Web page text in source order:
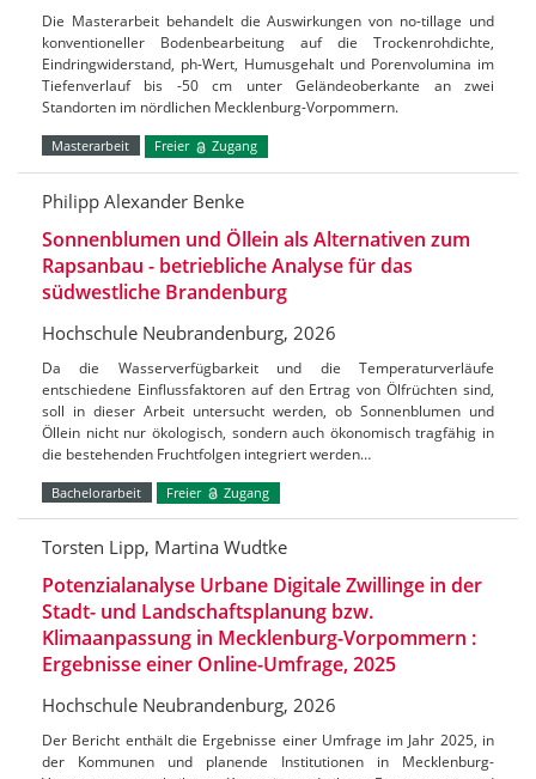
Die Masterarbeit behandelt die Auswirkungen von no-tillage und
konventioneller Bodenbearbeitung auf die Trockenrohdichte,
Eindringwiderstand, ph-Wert, Humusgehalt und Porenvolumina im
Tiefenverlauf bis -50 cm unter Geländeoberkante an zwei
Standorten im nördlichen Mecklenburg-Vorpommern.
Masterarbeit Freier Zugang
Philipp Alexander Benke
Sonnenblumen und Öllein als Alternativen zum
Rapsanbau - betriebliche Analyse für das
südwestliche Brandenburg
Hochschule Neubrandenburg, 2026
Da die Wasserverfügbarkeit und die Temperaturverläufe
entschiedene Einflussfaktoren auf den Ertrag von Ölfrüchten sind,
soll in dieser Arbeit untersucht werden, ob Sonnenblumen und
Öllein nicht nur ökologisch, sondern auch ökonomisch tragfähig in
die bestehenden Fruchtfolgen integriert werden…
Bachelorarbeit Freier Zugang
Torsten Lipp, Martina Wudtke
Potenzialanalyse Urbane Digitale Zwillinge in der
Stadt- und Landschaftsplanung bzw.
Klimaanpassung in Mecklenburg-Vorpommern :
Ergebnisse einer Online-Umfrage, 2025
Hochschule Neubrandenburg, 2026
Der Bericht enthält die Ergebnisse einer Umfrage im Jahr 2025, in
der Kommunen und planende Institutionen in Mecklenburg-